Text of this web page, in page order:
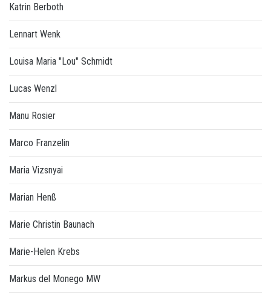
Katrin Berboth
Lennart Wenk
Louisa Maria "Lou" Schmidt
Lucas Wenzl
Manu Rosier
Marco Franzelin
Maria Vizsnyai
Marian Henß
Marie Christin Baunach
Marie-Helen Krebs
Markus del Monego MW